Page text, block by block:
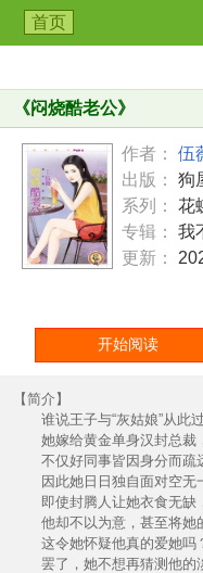
首页
《闷烧酷老公》
作者：
伍
出版：
狗
系列：
花
专辑：
我
更新：
开始阅读
【简介】
谁说王子与“灰姑娘”从此过
她嫁给黄金单身汉封总裁
不仅好同事皆因身分而疏
因此她日日独自面对空无
即使封腾人让她衣食无缺
他却不以为意，甚至将她的
这令她怀疑他真的爱她吗
罢了，她不想再猜测他的